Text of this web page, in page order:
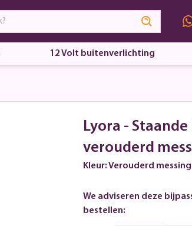
12 Volt buitenverlichting
Lyora -
verouderd
Kleur: Verouderd messing
We adviseren deze
bestellen: